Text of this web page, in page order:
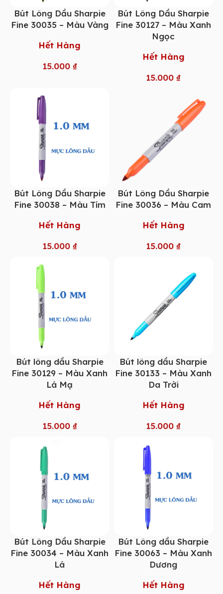
Bút Lông Dầu Sharpie
Fine 30035 – Màu Vàng
Hết Hàng
15.000 ₫
Bút Lông Dầu Sharpie
Fine 30127 – Màu Xanh
Ngọc
Hết Hàng
15.000₫
Bút Lông Dầu Sharpie
Fine 30038 – Màu Tím
Hết Hàng
15.000 ₫
Bút Lông Dầu Sharpie
Fine 30036 – Màu Cam
Hết Hàng
15.000₫
Bút lông dầu Sharpie
Fine 30129 – Màu Xanh
Lá Mạ
Hết Hàng
15.000 ₫
Bút lông dầu Sharpie
Fine 30133 – Màu Xanh
Da Trời
Hết Hàng
15.000₫
Bút Lông Dầu Sharpie
Fine 30034 – Màu Xanh
Lá
Hết Hàng
Bút Lông dầu Sharpie
Fine 30063 – Màu Xanh
Dương
Hết Hàng